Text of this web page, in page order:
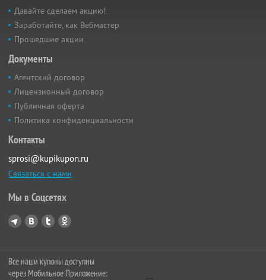
Давайте сделаем акцию!
Заработайте, как Вебмастер
Прошедшие акции
Документы
Агентский договор
Лицензионный договор
Публичная оферта
Политика конфиденциальности
Контакты
sprosi@kupikupon.ru
Связаться с нами
Мы в Соцсетях
Все наши купоны доступны
через Мобильное Приложение: